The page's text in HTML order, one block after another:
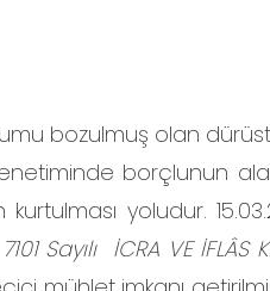
bozulmuş olan
borçlunun
yoludur.
Sayılı İCRA VE İFLÂS